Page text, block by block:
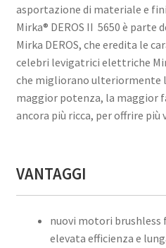
asportazione di materiale e
Mirka® DEROS II 5650 è parte
Mirka DEROS, che eredita le
celebri levigatrici elettriche
che migliorano ulteriormente
maggior potenza, la maggior
ancora più ricca, per offrire più
VANTAGGI
nuovi motori brushless
elevata efficienza e